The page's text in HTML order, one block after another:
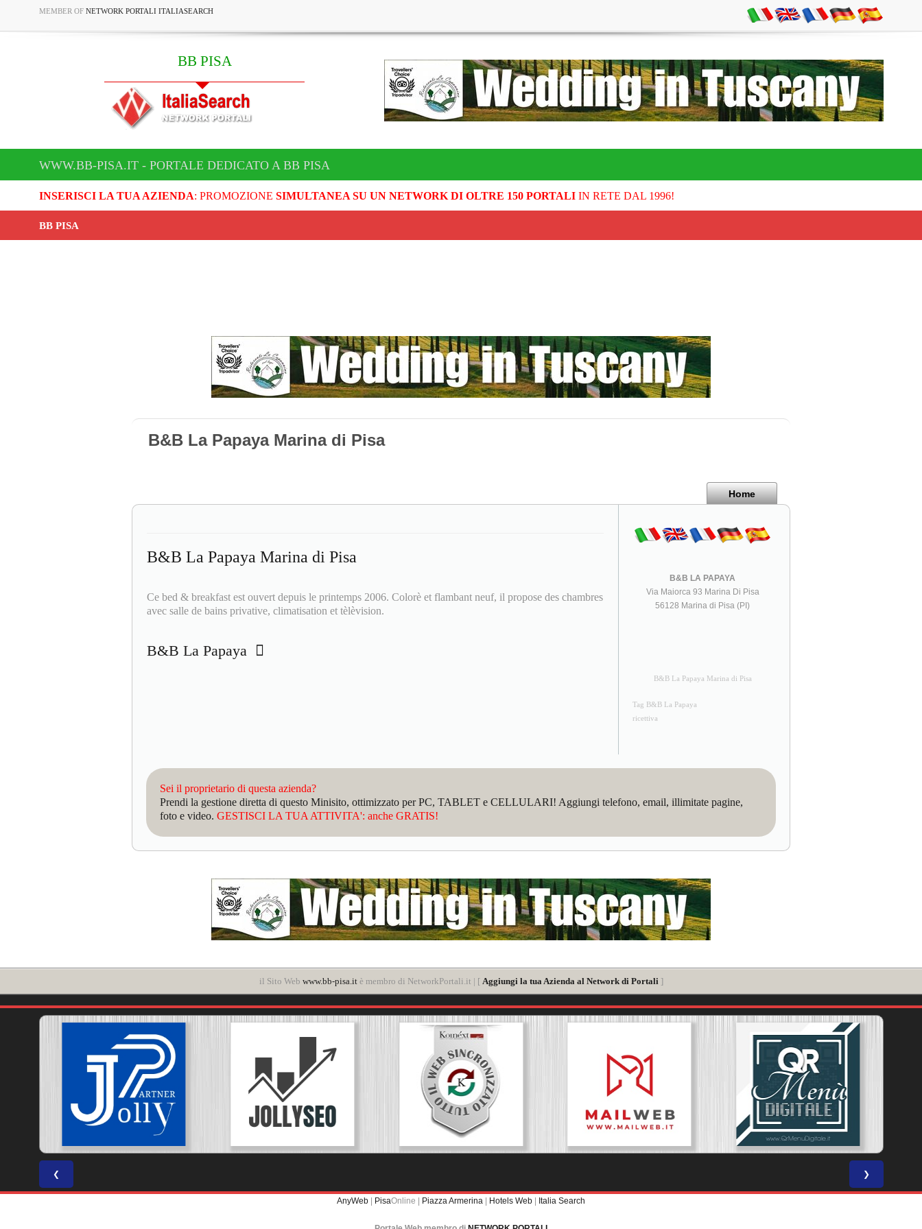
MEMBER OF NETWORK PORTALI ITALIASEARCH
BB PISA
WWW.BB-PISA.IT - PORTALE DEDICATO A BB PISA
INSERISCI LA TUA AZIENDA: PROMOZIONE SIMULTANEA SU UN NETWORK DI OLTRE 150 PORTALIIN RETE DAL 1996!
BB PISA
B&B La Papaya Marina di Pisa
Home
B&B La Papaya Marina di Pisa
Ce bed & breakfast est ouvert depuis le printemps 2006. Colorè et flambant neuf, il propose des chambres
avec salle de bains privative, climatisation et tèlèvision.
B&B La Papaya
B&B LA PAPAYA
Via Maiorca 93 Marina Di Pisa
56128 Marina di Pisa (PI)
B&B La Papaya Marina di Pisa
Tag B&B La Papaya
ricettiva
Sei il proprietario di questa azienda?
Prendi la gestione diretta di questo Minisito, ottimizzato per PC, TABLET e CELLULARI! Aggiungi telefono, email, illimitate pagine,
foto e video. GESTISCI LA TUA ATTIVITA': anche GRATIS!
il Sito Web www.bb-pisa.itè membro di NetworkPortali.it | [ Aggiungi la tua Azienda al Network di Portali ]
❮ ❯
AnyWeb | PisaOnline | Piazza Armerina | Hotels Web | Italia Search